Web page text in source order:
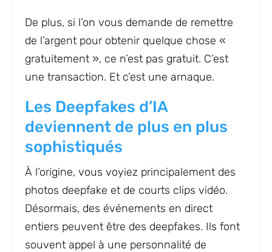
De plus, si l’on vous demande de remettre
de l’argent pour obtenir quelque chose «
gratuitement », ce n’est pas gratuit. C’est
une transaction. Et c’est une arnaque.
Les Deepfakes d’IA
deviennent de plus en plus
sophistiqués
À l’origine, vous voyiez principalement des
photos deepfake et de courts clips vidéo.
Désormais, des événements en direct
entiers peuvent être des deepfakes. Ils font
souvent appel à une personnalité de